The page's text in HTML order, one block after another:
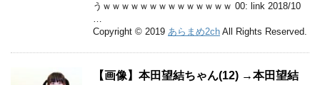
うｗｗｗｗｗｗｗｗｗｗｗｗｗｗ 00: link 2018/10
…
Copyright © 2019 あらまめ2ch All Rights Reserved.
【画像】本田望結ちゃん(12) →本田望結